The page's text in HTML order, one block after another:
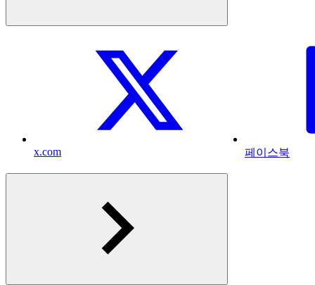
x.com 페이스북